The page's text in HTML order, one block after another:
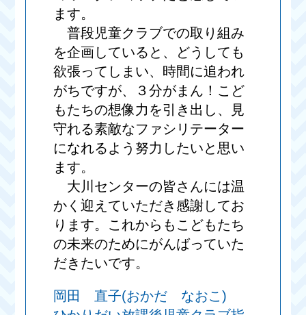
ます。
普段児童クラブでの取り組み
を企画していると、どうしても
欲張ってしまい、時間に追われ
がちですが、３分がまん！こど
もたちの想像力を引き出し、見
守れる素敵なファシリテーター
になれるよう努力したいと思い
ます。
大川センターの皆さんには温
かく迎えていただき感謝してお
ります。これからもこどもたち
の未来のためにがんばっていた
だきたいです。
岡田 直子(おかだ なおこ)